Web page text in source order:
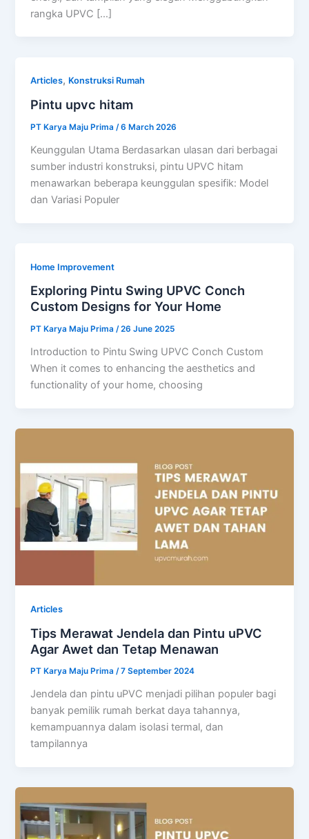
rangka UPVC […]
Articles, Konstruksi Rumah
Pintu upvc hitam
PT Karya Maju Prima/6 March 2026
Keunggulan Utama Berdasarkan ulasan dari berbagai
sumber industri konstruksi, pintu UPVC hitam
menawarkan beberapa keunggulan spesifik: Model
dan Variasi Populer
Home Improvement
Exploring Pintu Swing UPVC Conch
Custom Designs for Your Home
PT Karya Maju Prima/26 June 2025
Introduction to Pintu Swing UPVC Conch Custom
When it comes to enhancing the aesthetics and
functionality of your home, choosing
Articles
Tips Merawat Jendela dan Pintu uPVC
Agar Awet dan Tetap Menawan
PT Karya Maju Prima/7 September 2024
Jendela dan pintu uPVC menjadi pilihan populer bagi
banyak pemilik rumah berkat daya tahannya,
kemampuannya dalam isolasi termal, dan
tampilannya